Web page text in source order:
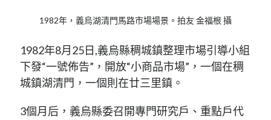
1982年，義烏湖清門馬路市場場景。拍友 金福根 攝
1982年8月25日,義烏縣稠城鎮整理市場引導小組
下發“一號佈告”，開放“小商品市場”，一個在稠
城鎮湖清門，一個則在廿三里鎮。
3個月后，義烏縣委召開專門研究戶、重點戶代